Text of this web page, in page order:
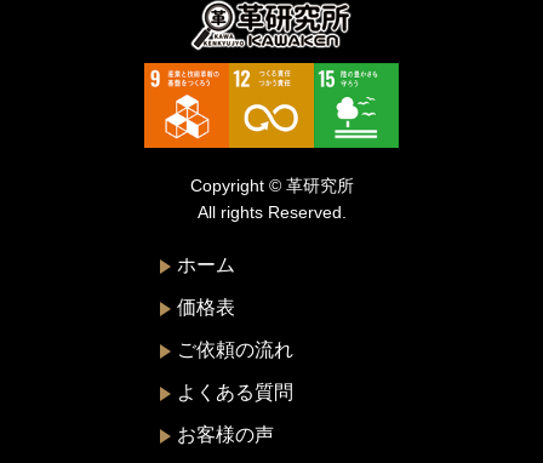
トゥモローランド
ドルチェ&ガッバーナ
バレンシアガ
ハンティングワールド
ビーアンドビーイタリア
Copyright © 革研究所
All rights Reserved.
ホーム
価格表
ご依頼の流れ
よくある質問
お客様の声